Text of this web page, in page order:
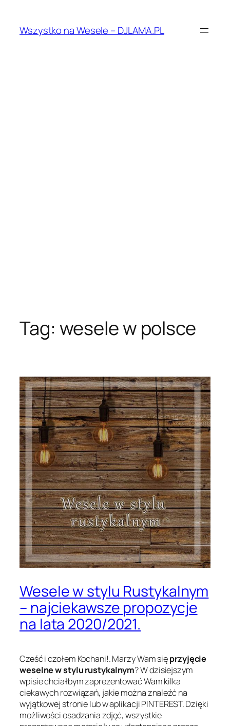
treściWszystko na Wesele – DJLAMA.PL
Tag: wesele w polsce
Wesele w stylu Rustykalnym
– najciekawsze propozycje
na lata 2020/2021.
Cześć i czołem Kochani!. Marzy Wam sięprzyjęcie
weselne w stylu rustykalnym? W dzisiejszym
wpisie chciałbym zaprezentować Wam kilka
ciekawych rozwiązań, jakie można znaleźć na
wyjątkowej stronie lub w aplikacji PINTEREST. Dzięki
możliwości osadzania zdjęć, wszystkie